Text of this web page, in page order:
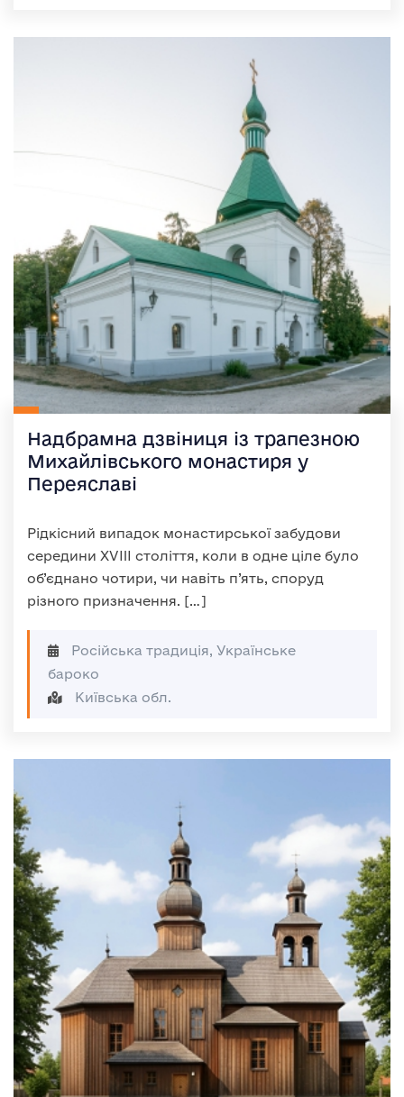
Надбрамна дзвіниця із трапезною
Михайлівського монастиря у
Переяславі
Рідкісний випадок монастирської забудови
середини XVIII століття, коли в одне ціле було
об’єднано чотири, чи навіть п’ять, споруд
різного призначення. […]
Російська традиція, Українське
бароко
Київська обл.